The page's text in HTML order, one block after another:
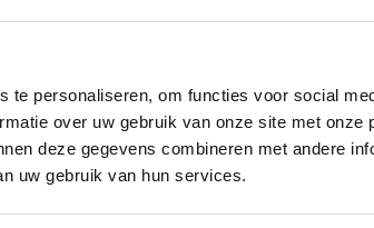
te personaliseren, om functies voor social
over uw gebruik van onze site met onze
deze gegevens combineren met andere
uw gebruik van hun services.
dat u weet wat u in huis haalt hebben we
Zo betekent nieuw bij ons ook echt
kleur, totaal onbeschadigd en nooit eerder
gebruikt” stellingen hebben nog steeds